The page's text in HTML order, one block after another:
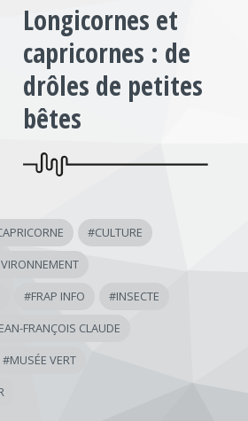
Longicornes et
capricornes : de
drôles de petites
bêtes
#CULTURE
#FRAP INFO #INSECTE
FRANÇOIS CLAUDE
#MUSÉE VERT